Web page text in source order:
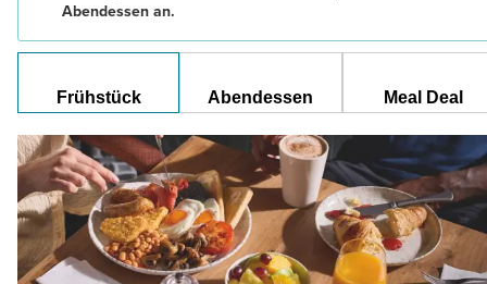
Abendessen an.
Frühstück Abendessen Meal Deal